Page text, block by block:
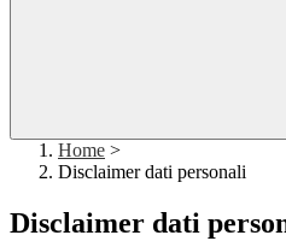
Home >
Disclaimer dati personali
Disclaimer dati